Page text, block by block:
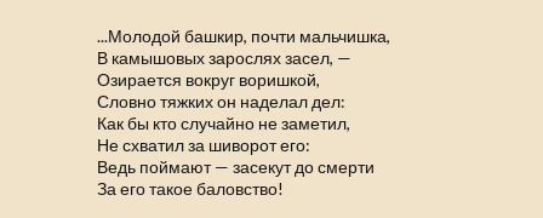
...Молодой башкир, почти мальчишка,
В камышовых зарослях засел, —
Озирается вокруг воришкой,
Словно тяжких он наделал дел:
Как бы кто случайно не заметил,
Не схватил за шиворот его:
Ведь поймают — засекут до смерти
За его такое баловство!